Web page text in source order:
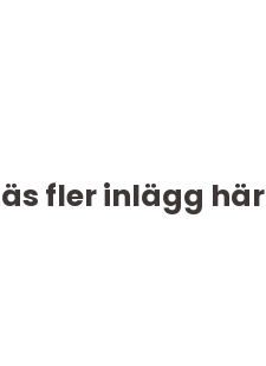
fler inlägg här